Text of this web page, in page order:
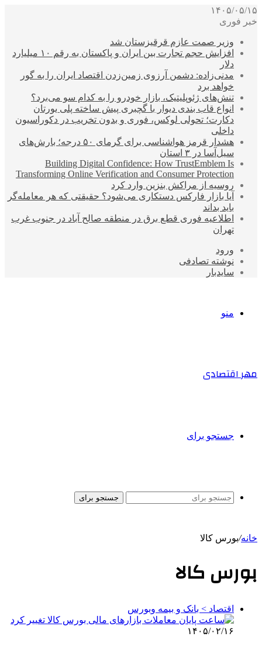
۱۴۰۵/۰۵/۱۵
خبر فوری
وزیر صمت عازم قرقیزستان شد
افزایش حجم تجارت بین ایران و پاکستان به رقم ۱۰ میلیارد
دلار
مدنی‌زاده: دشمن آرزوی زمین‌زدن اقتصاد ایران را به گور
خواهد برد
تنش‌های ژئوپلیتیک، بازار خودرو را به کدام سو می‌برد؟
انواع قاب بندی دیوار با گچبری پیش ساخته پلی یورتان
دکارت؛ تحولی لوکس، فوری و بدون تخریب در دکوراسیون
داخلی
هشدار قرمز هواشناسی برای گرمای ۵۰ درجه؛ بارش‌های
سیل‌آسا در ۳ استان
Building Digital Confidence: How TrustEmblem Is
Transforming Online Verification and Consumer Protection
روسیه از مراکش بنزین وارد کرد
آیا بازار فارکس دستکاری می‌شود؟ حقیقتی که هر معامله‌گر
باید بداند
اطلاعیه فوری قطع برق در منطقه صالح آباد در جنوب غرب
تهران
ورود
نوشته تصادفی
سایدبار
منو
مهر اقتصادی
جستجو برای
جستجو برای
خانه/بورس کالا
بورس کالا
اقتصاد > بانک و بیمه وبورس
۱۴۰۵/۰۲/۱۶